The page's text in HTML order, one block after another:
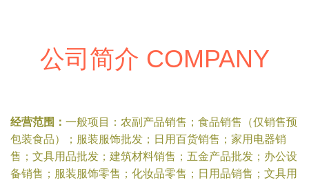
公司简介 COMPANY
经营范围： 一般项目：农副产品销售；食品销售（仅销售预
包装食品）；服装服饰批发；日用百货销售；家用电器销
售；文具用品批发；建筑材料销售；五金产品批发；办公设
备销售；服装服饰零售；化妆品零售；日用品销售；文具用